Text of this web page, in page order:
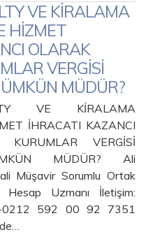
VE KİRALAMA
HİZMET
OLARAK
VERGİSİ
MÜDÜR?
VE KİRALAMA
İHRACATI KAZANCI
KURUMLAR VERGİSİ
MÜDÜR? Ali
Müşavir Sorumlu Ortak
Hesap Uzmanı İletişim:
0212 592 00 92 7351